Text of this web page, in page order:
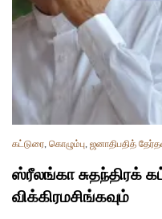
கட்டுரை, கொழும்பு, ஜனாதிபதித்
ஸ்ரீலங்கா சுதந்திரக்
விக்கிரமசிங்கவும்